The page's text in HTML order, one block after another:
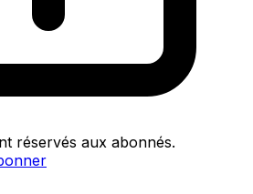
réservés aux abonnés.